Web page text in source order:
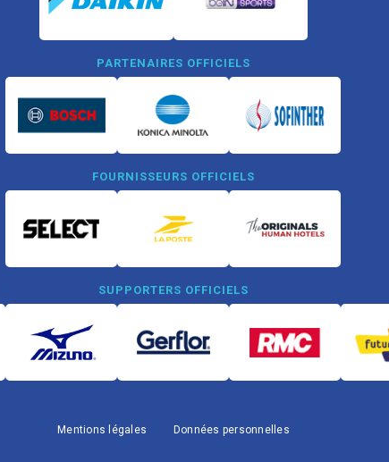
PARTENAIRES OFFICIELS
FOURNISSEURS OFFICIELS
SUPPORTERS OFFICIELS
Mentions légales Données personnelles